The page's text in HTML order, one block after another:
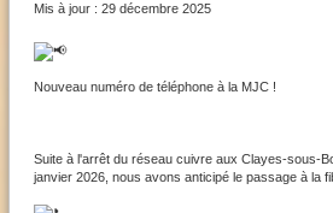
Mis à jour : 29 décembre 2025
Nouveau numéro de téléphone à la MJC !
Suite à l'arrêt du réseau cuivre aux Clayes-sous-
janvier 2026, nous avons anticipé le passage à la